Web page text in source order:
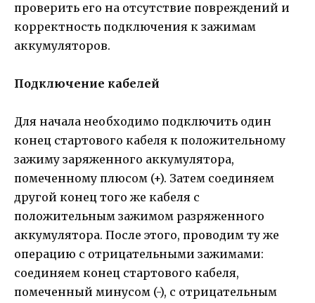
проверить его на отсутствие повреждений и
корректность подключения к зажимам
аккумуляторов.
Подключение кабелей
Для начала необходимо подключить один
конец стартового кабеля к положительному
зажиму заряженного аккумулятора,
помеченному плюсом (+). Затем соединяем
другой конец того же кабеля с
положительным зажимом разряженного
аккумулятора. После этого, проводим ту же
операцию с отрицательными зажимами:
соединяем конец стартового кабеля,
помеченный минусом (-), с отрицательным